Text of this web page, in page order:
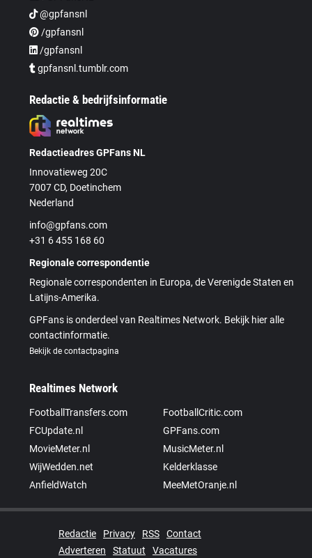
@gpfansnl
/gpfansnl
/gpfansnl
gpfansnl.tumblr.com
Redactie & bedrijfsinformatie
Redactieadres GPFans NL
Innovatieweg 20C
7007 CD, Doetinchem
Nederland
info@gpfans.com
+31 6 455 168 60
Regionale correspondentie
Regionale correspondenten in Europa, de Verenigde Staten en
Latijns-Amerika.
GPFans is onderdeel van Realtimes Network. Bekijk hier alle
contactinformatie.
Bekijk de contactpagina
Realtimes Network
FootballTransfers.com
FootballCritic.com
FCUpdate.nl
GPFans.com
MovieMeter.nl
MusicMeter.nl
WijWedden.net
Kelderklasse
AnfieldWatch
MeeMetOranje.nl
Redactie Privacy RSS
Contact
Adverteren
Statuut Vacatures